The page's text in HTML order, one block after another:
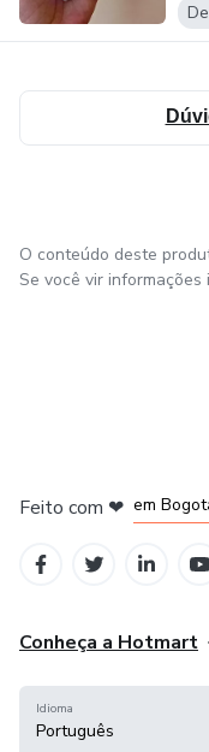
O conteúdo deste
Se você vir informações
Feito com ❤ em
Conheça a Hotmart
Idioma
Português